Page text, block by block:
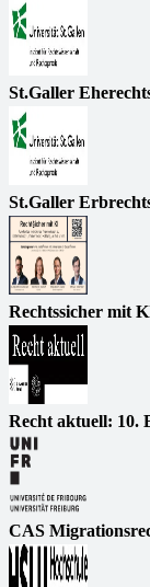
St.Galler
St.Galler
Rechtssicher mit
Recht aktuell: 10.
CAS